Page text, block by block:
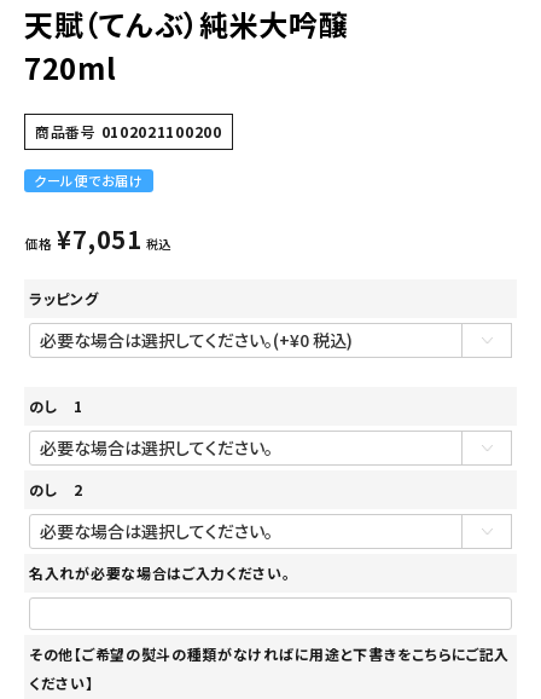
天賦（てんぶ）純米大吟醸
720ml
商品番号 0102021100200
クール便でお届け
価格 ¥7,051 税込
ラッピング
のし 1
のし 2
名入れが必要な場合はご入力ください。
その他【ご希望の熨斗の種類がなければに用途と下書きをこちらにご記入
ください】